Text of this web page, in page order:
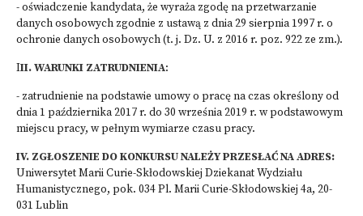
- oświadczenie kandydata, że wyraża zgodę na przetwarzanie
danych osobowych zgodnie z ustawą z dnia 29 sierpnia 1997 r. o
ochronie danych osobowych (t. j. Dz. U. z 2016 r. poz. 922 ze zm.).
III. WARUNKI ZATRUDNIENIA:
- zatrudnienie na podstawie umowy o pracę na czas określony od
dnia 1 października 2017 r. do 30 września 2019 r. w podstawowym
miejscu pracy, w pełnym wymiarze czasu pracy.
IV. ZGŁOSZENIE DO KONKURSU NALEŻY PRZESŁAĆ NA ADRES:
Uniwersytet Marii Curie-Skłodowskiej Dziekanat Wydziału
Humanistycznego, pok. 034 Pl. Marii Curie-Skłodowskiej 4a, 20-
031 Lublin